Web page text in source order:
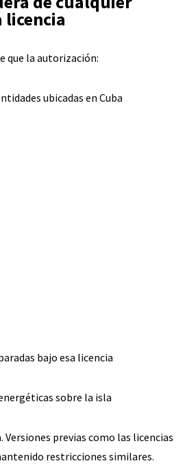
licencia
que la autorización:
ubicadas en Cuba
bajo esa licencia
sobre la isla
Versiones previas como las licencias
restricciones similares.